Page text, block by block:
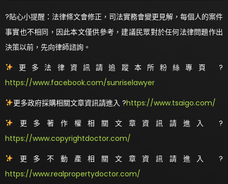
?貼心小提醒：法律條文會修正，司法實務會變更見解，每個人的案件
事實也不相同，因此本文僅供參考，建議民眾對於任何法律問題作出
決策以前，先向律師諮詢。
更多法律資訊請追蹤本所粉絲專頁 ?
https://www.facebook.com/sunriselawyer
更多政府採購相關文章資訊請進入 ?https://www.tsaigo.com/
更多著作權相關文章資訊請進入 ?
https://www.copyrightdoctor.com/
更多不動產相關文章資訊請進入 ?
https://www.realpropertydoctor.com/